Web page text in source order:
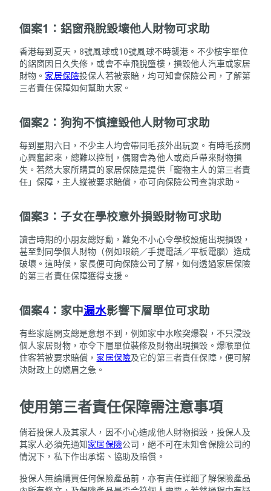
個案1：鋁窗飛脫毀壞他人財物可求助
香港每到夏天，8號風球或10號風球不時襲港。不少樓宇單位
的鋁窗因日久失修，或會不幸飛脫墮樓，損毀他人汽車或家居
財物。 家居保險投保人若被索賠，均可知會保險公司，了解第
三者責任保障如何幫助大家。
個案2：狗狗不慎撞毀他人財物可求助
每到星期六日，不少主人均會帶同毛孩外出玩耍。有時毛孩開
心興奮起來，總難以控制，偶爾會為他人或商戶帶來財物損
失。若然大家所購買的家居保險是提供「寵物主人的第三者責
任」保障，主人縱被要求賠償，亦可向保險公司查詢求助。
個案3：子女在學校意外損毀財物可求助
讀書時期的小朋友總好動，難免不小心令學校設施出現損毀，
甚至對同學個人財物（例如眼鏡／手提電話／平板電腦）造成
破壞。這時候，家長便可向保險公司了解，如何透過家居保險
的第三者責任保障獲得支援。
個案4：家中漏水影響下層單位可求助
有些家庭開支總是意想不到，例如家中水喉突爆裂，不只浸毀
個人家居財物，亦令下層單位裝修及財物出現損毀。爆喉單位
住客若被要求賠償， 家居保險及它的第三者責任保障，便可解
決財政上的燃眉之急。
使用第三者責任保障需注意事項
倘若投保人及其家人，因不小心造成他人財物損毀，投保人及
其家人必須先通知家居保險公司，絕不可在未知會保險公司的
情況下，私下作出承諾、協助及賠償。
投保人無論購買任何保險產品前，亦有責任詳細了解保險產品